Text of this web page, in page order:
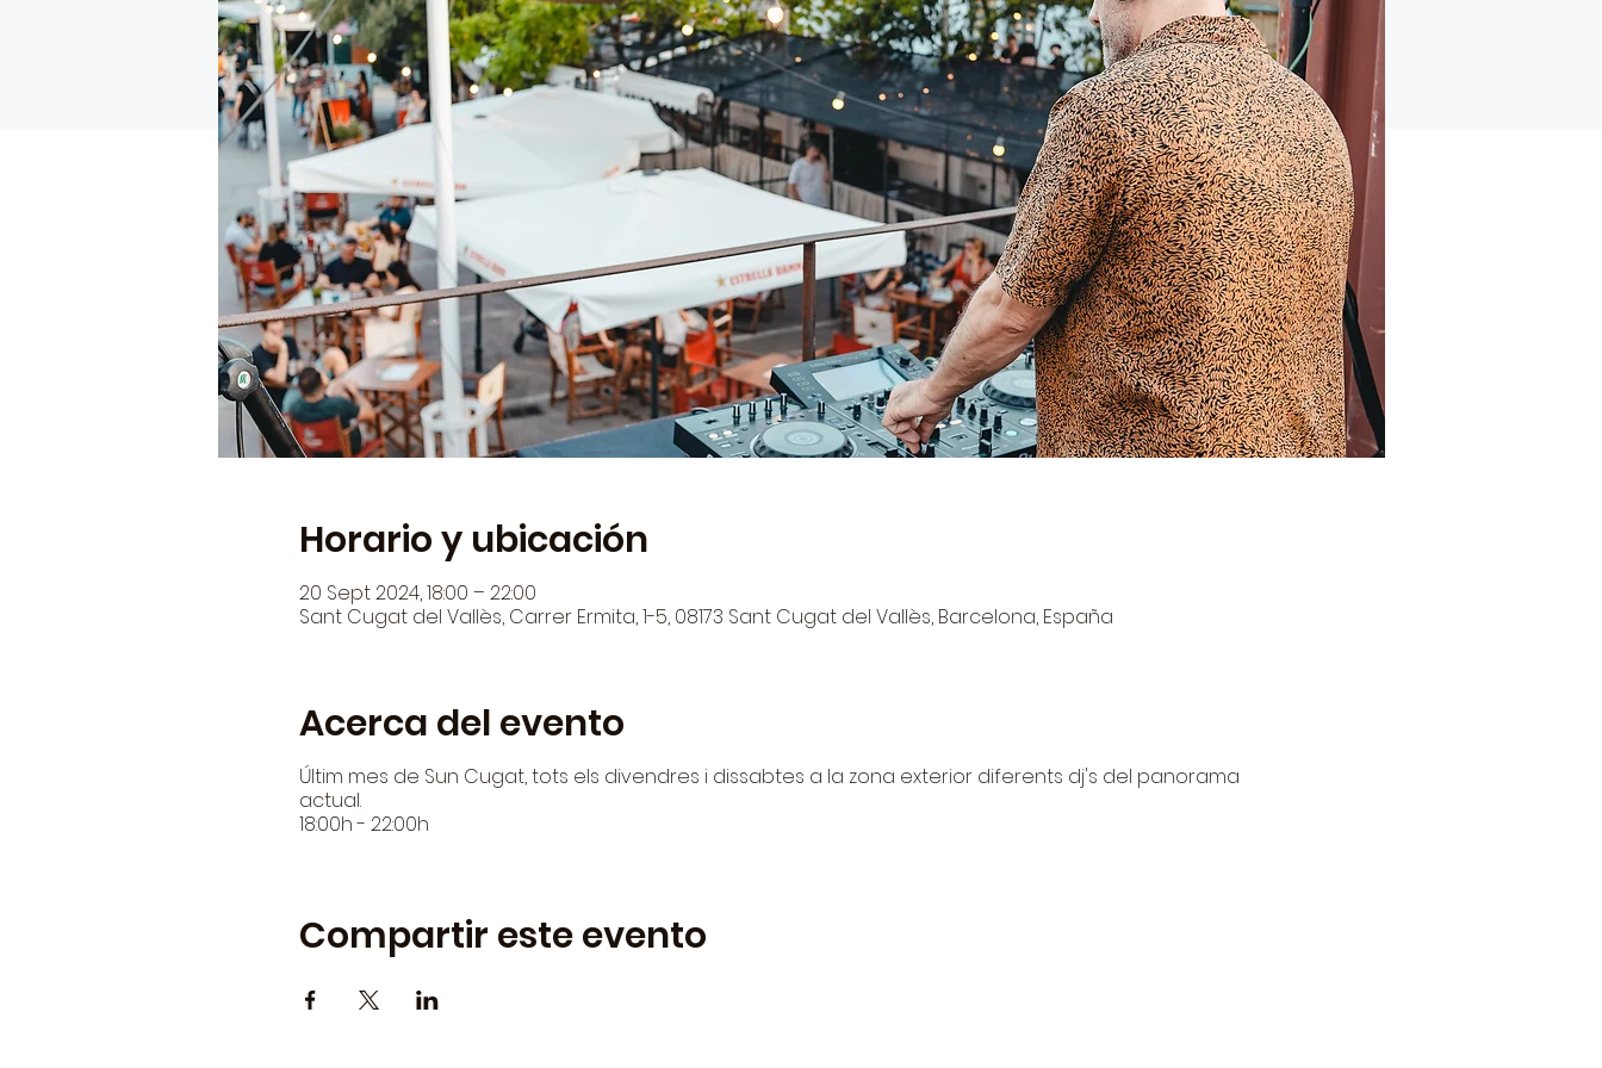
Horario y ubicación
20 Sept 2024, 18:00 – 22:00
Sant Cugat del Vallès, Carrer Ermita, 1-5, 08173 Sant Cugat del Vallès, Barcelona, España
Acerca del evento
Últim mes de Sun Cugat, tots els divendres i dissabtes a la zona exterior diferents dj's del panorama
actual.
18:00h - 22:00h
Compartir este evento